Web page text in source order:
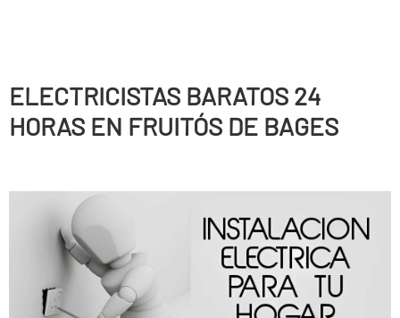
ELECTRICISTAS BARATOS 24
HORAS EN FRUITÓS DE BAGES